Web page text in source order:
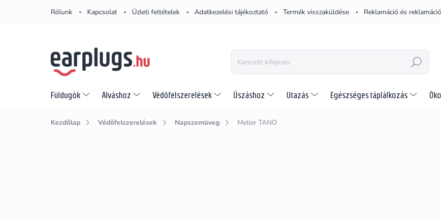
Rólunk Kapcsolat Üzleti feltételek Adatkezelési tájékoztató Termék visszaküldése Reklamáció és
KERESÉS
Füldugók Alváshoz Védőfelszerelések Úszáshoz Utazás Egészséges táplálkozás
Kezdőlap Védőfelszerelések Napszemüveg Meller TANO